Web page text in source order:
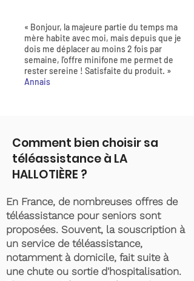
« Bonjour, la majeure partie du temps ma
mère habite avec moi, mais depuis que je
dois me déplacer au moins 2 fois par
semaine, l'offre minifone me permet de
rester sereine ! Satisfaite du produit. »
Annais
Comment bien choisir sa
téléassistance à LA
HALLOTIÈRE ?
En France, de nombreuses offres de
téléassistance pour seniors sont
proposées. Souvent, la souscription à
un service de téléassistance,
notamment à domicile, fait suite à
une chute ou sortie d'hospitalisation.